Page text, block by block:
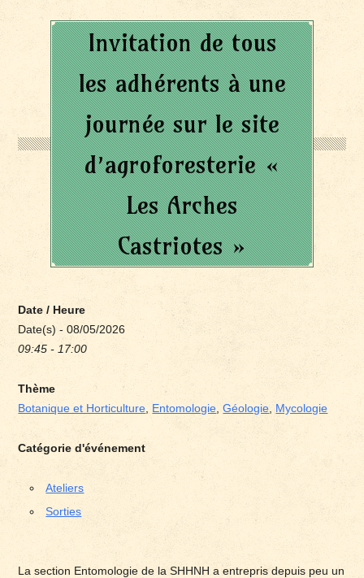
Invitation de tous
les adhérents à une
journée sur le site
d’agroforesterie «
Les Arches
Castriotes »
Date / Heure
Date(s) - 08/05/2026
09:45 - 17:00
Thème
Botanique et Horticulture Entomologie ,Géologie Mycologie
Catégorie d'événement
Ateliers
Sorties
La section Entomologie de la SHHNH a entrepris depuis peu un